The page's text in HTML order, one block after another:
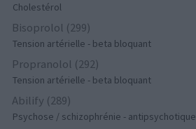
Cholestérol
Bisoprolol (299)
Tension artérielle - beta bloquant
Propranolol (292)
Tension artérielle - beta bloquant
Abilify (289)
Psychose / schizophrénie - antipsychotique